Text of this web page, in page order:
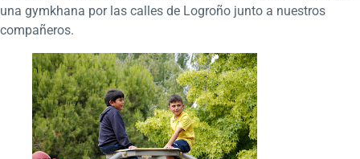
una gymkhana por las calles de Logroño junto a nuestros
compañeros.